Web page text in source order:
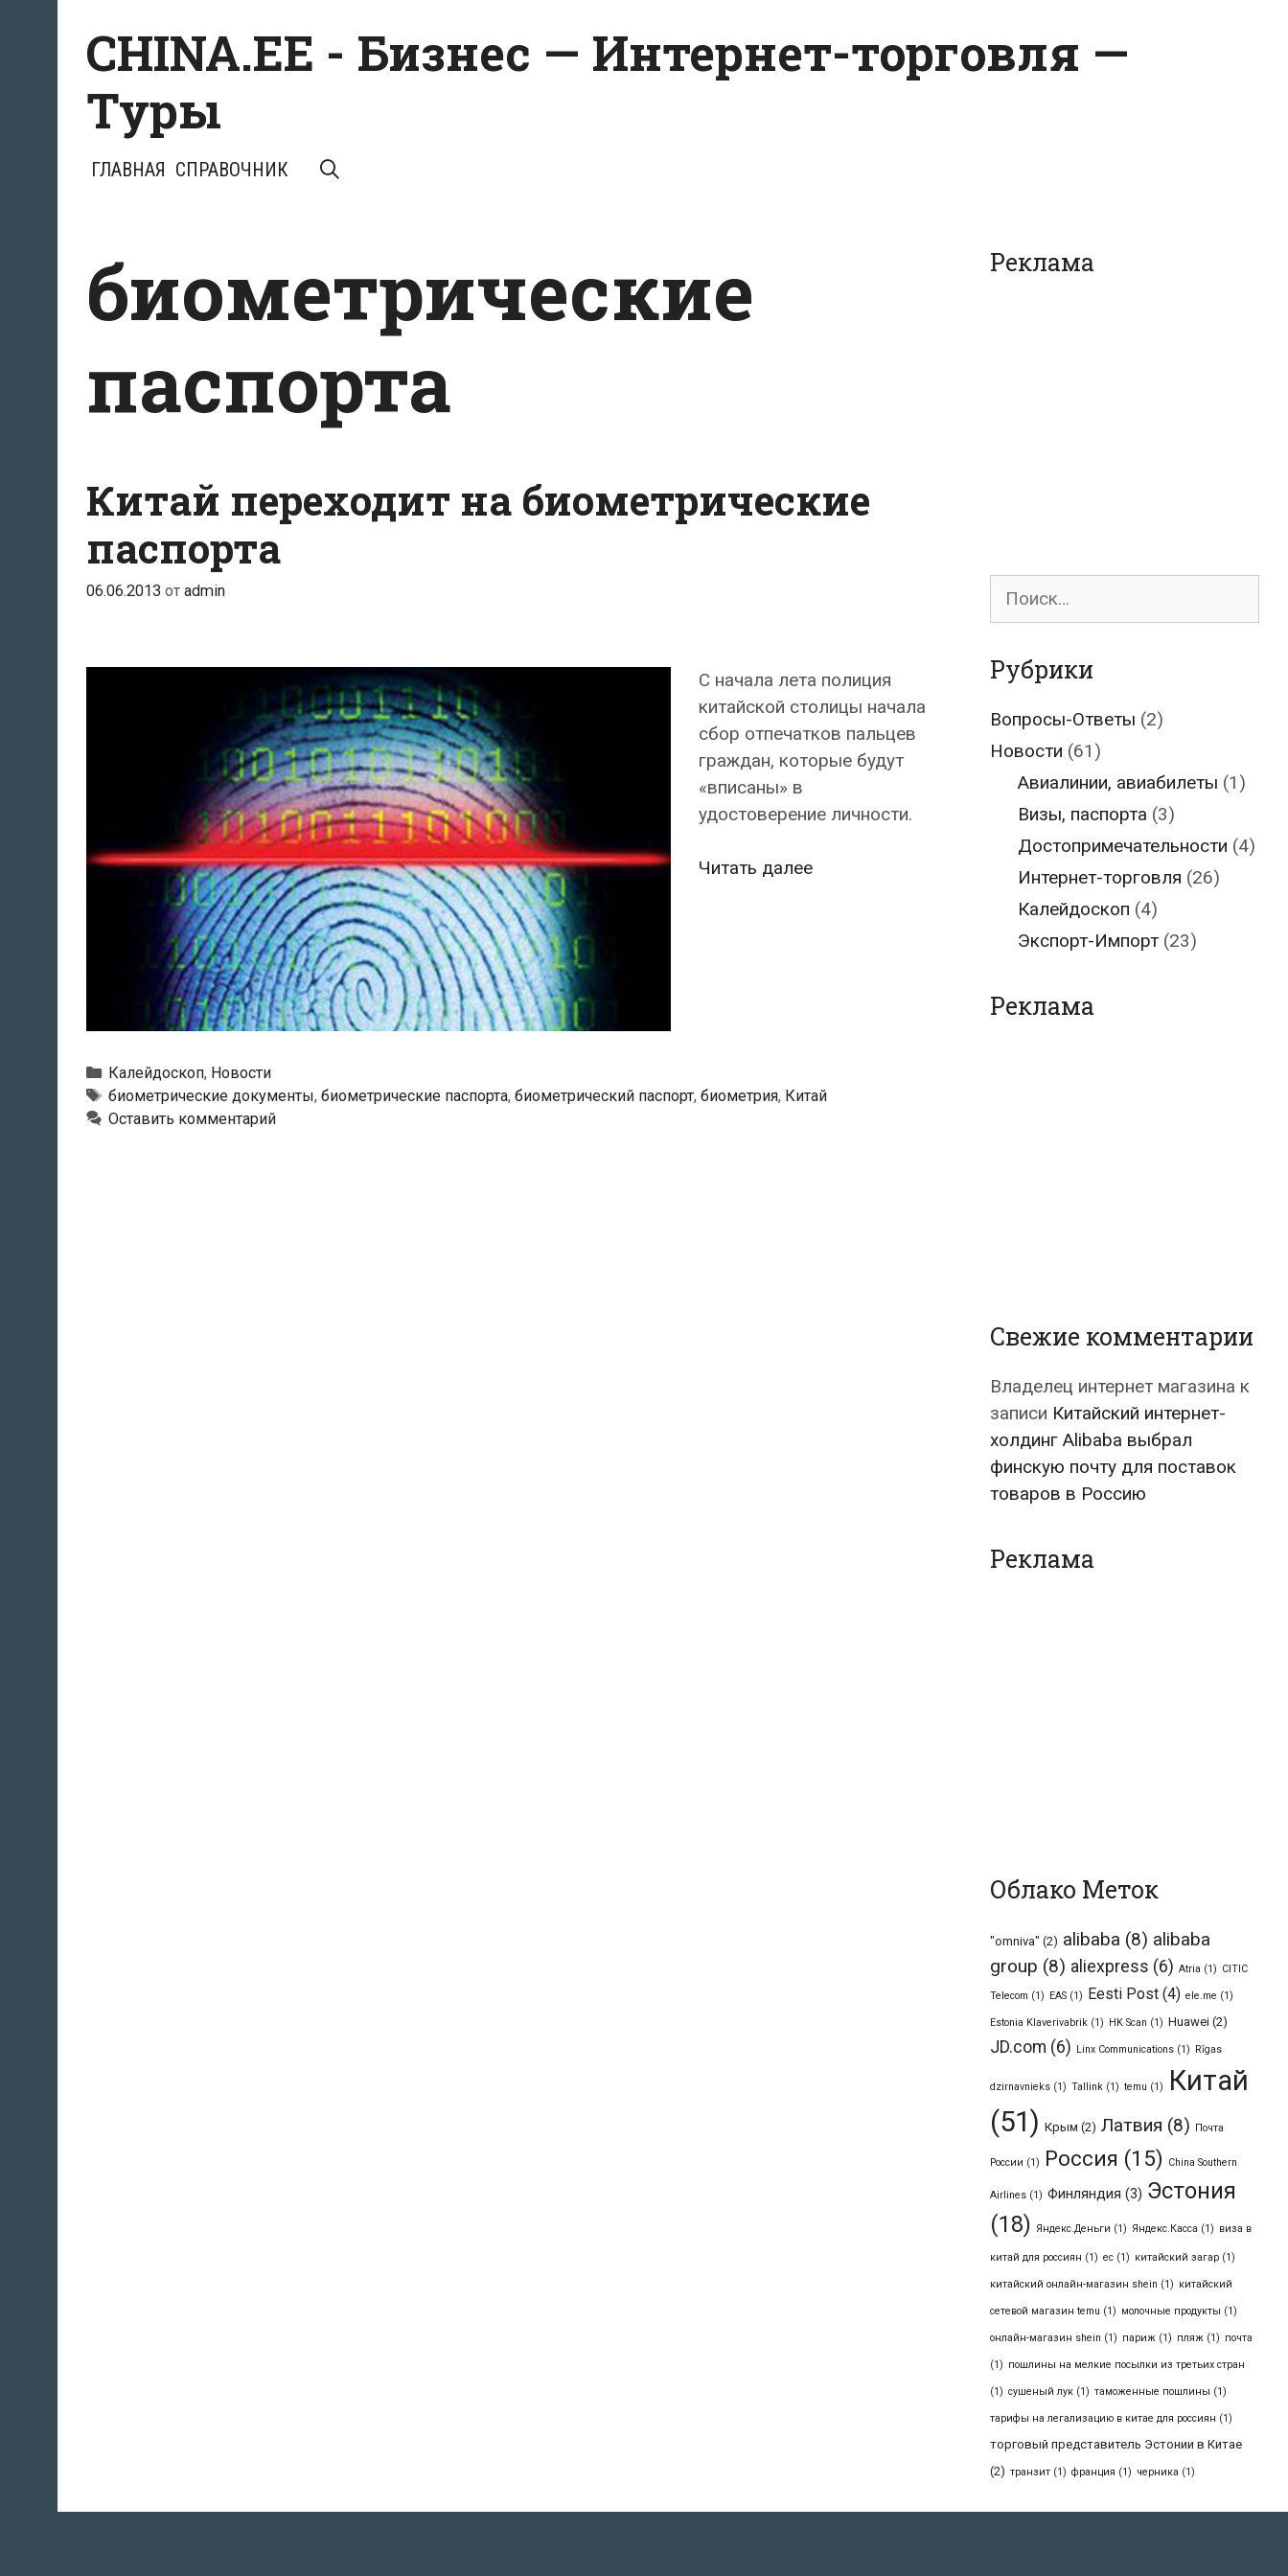
содержимому
CHINA.EE - Бизнес — Интернет-торговля —
Туры
ГЛАВНАЯ СПРАВОЧНИК
биометрические
паспорта
Китай переходит на биометрические
паспорта
06.06.2013 от admin
С начала лета полиция
китайской столицы начала
сбор отпечатков пальцев
граждан, которые будут
«вписаны» в
удостоверение личности.
Читать далееКитай
Рубрики
Калейдоскоп, Новости
Метки
биометрические документы, биометрические паспорта, биометрический паспорт, биометрия, Китай
Оставить комментарий
Реклама
Поиск
Рубрики
Вопросы-Ответы (2)
Новости (61)
Авиалинии, авиабилеты (1)
Визы, паспорта (3)
Достопримечательности (4)
Интернет-торговля (26)
Калейдоскоп (4)
Экспорт-Импорт(23)
Реклама
Свежие комментарии
Владелец интернет магазина к
записи Китайский интернет-
холдинг Alibaba выбрал
финскую почту для поставок
товаров в Россию
Реклама
Облако Меток
"omniva" (2) alibaba (8) alibaba
group (8) aliexpress (6) Atria (1) CITIC
Telecom (1) EAS (1) Eesti Post (4) ele.me (1)
Estonia Klaverivabrik (1) HK Scan (1) Huawei (2)
JD.com (6) Linx Communications (1) Rīgas
dzirnavnieks (1) Tallink (1) temu (1)
Китай
(51) Крым (2) Латвия (8) Почта
России (1) Россия (15) Сhina Southern
Airlines (1) Финляндия (3) Эстония
(18)
Яндекс.Деньги (1) Яндекс.Касса (1) виза в
китай для россиян (1) ес (1) китайский загар (1)
китайский онлайн-магазин shein (1) китайский
сетевой магазин temu (1) молочные продукты (1)
онлайн-магазин shein (1) париж (1) пляж (1) почта
(1) пошлины на мелкие посылки из третьих стран
(1) сушеный лук (1) таможенные пошлины (1)
тарифы на легализацию в китае для россиян (1)
торговый представитель Эстонии в Китае
(2) транзит (1) франция (1) черника (1)